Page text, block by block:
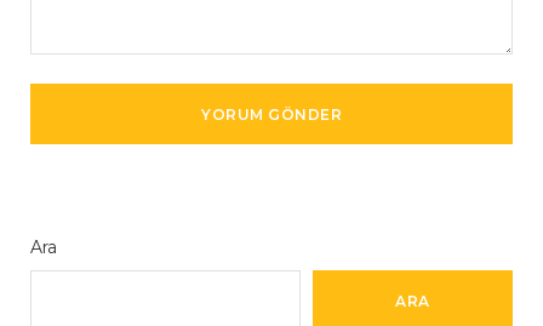
Ara
ARA